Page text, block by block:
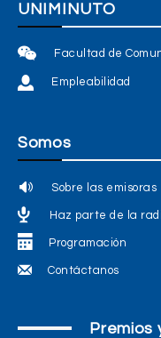
UNIMINUTO
Facultad de
Empleabilidad
Somos
Sobre las emisoras
Haz parte de la
Programación
Contáctanos
Premios